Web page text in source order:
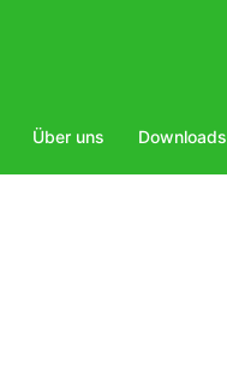
Über uns Downloads